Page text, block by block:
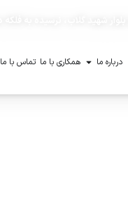
درباره ما همکاری با ما تماس با ما